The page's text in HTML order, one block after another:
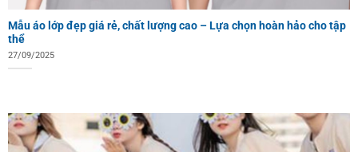
Mẫu áo lớp đẹp giá rẻ, chất lượng cao – Lựa chọn hoàn hảo cho tập
thể
27/09/2025